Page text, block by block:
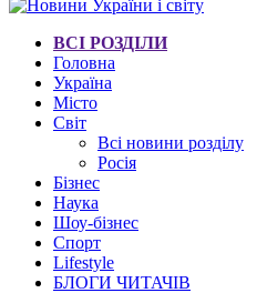
ВСІ РОЗДІЛИ
Головна
Україна
Місто
Світ
Всі новини розділу
Росія
Бізнес
Наука
Шоу-бізнес
Спорт
Lifestyle
БЛОГИ ЧИТАЧІВ